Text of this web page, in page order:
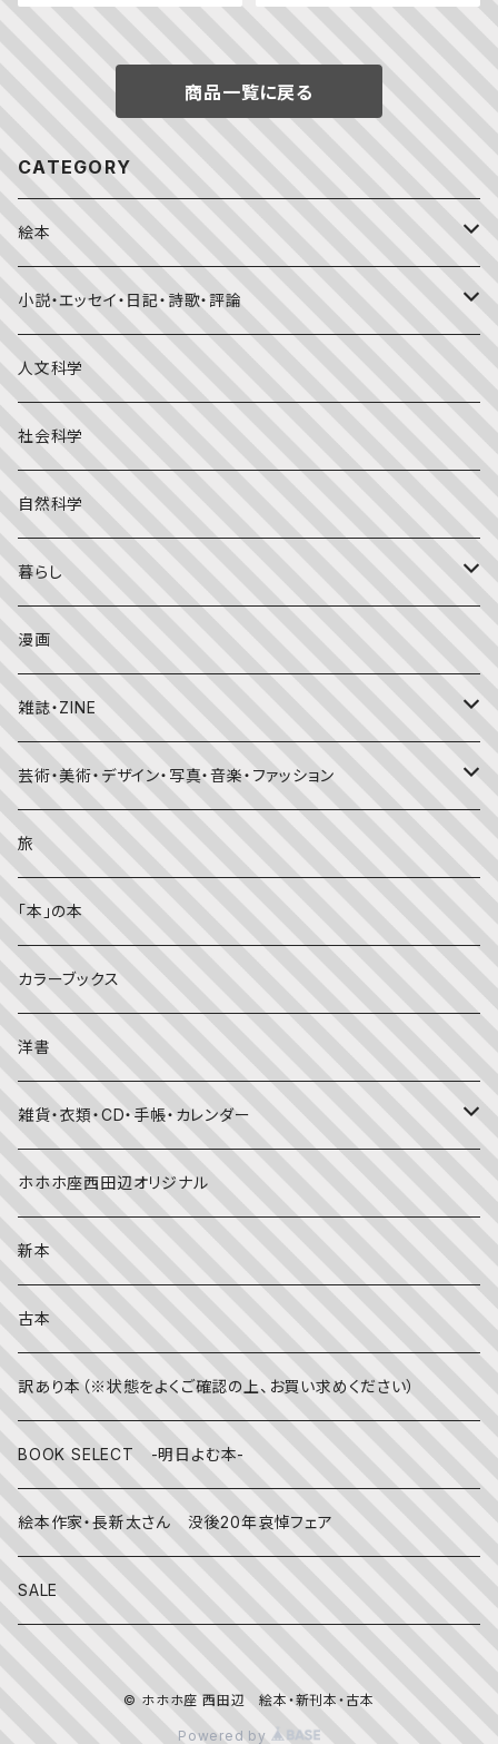
商品一覧に戻る
CATEGORY
絵本
福音館書店月刊誌
こどものとも0.1.2
こどものとも年少版
かがくのとも
その他の月刊誌
おはなしプーカ
チャイルドブックアップル（2・3歳～）
日本の絵本
外国の絵本
昔話・民話
日本の昔話・民話
外国の昔話・民話
おばけ・妖怪・こわい絵本
のりもの絵本
知識の本・図鑑
理科
料理・食育
英語
しかけ絵本
児童書
大人の方に
季節・行事の絵本
春
夏
赤ちゃん（０・１・２歳向け）絵本
文字のない絵本
英語の絵本
写真絵本
小説・エッセイ・日記・詩歌・評論
日本文学
詩・短歌・俳句・ことば
評論
エッセイ・日記
海外文学
人文科学
社会科学
自然科学
暮らし
食・料理
住まい・インテリア
体・健康
趣味
ライフスタイル・生き方
子育て
漫画
雑誌・ZINE
雑誌
ZINE
芸術・美術・デザイン・写真・音楽・ファッション
美術・画集・図録
音楽
写真集
デザイン
ファッション
映画
伝統文化・技法
旅
「本」の本
カラーブックス
洋書
雑貨・衣類・CD・手帳・カレンダー
靴下
日記・手帳
CD
文房具
その他
ホホホ座西田辺オリジナル
新本
古本
訳あり本（※状態をよくご確認の上、お買い求めください）
BOOK SELECT -明日よむ本-
絵本作家・長新太さん 没後20年哀悼フェア
SALE
© ホホホ座 西田辺 絵本・新刊本・古本
Powered by